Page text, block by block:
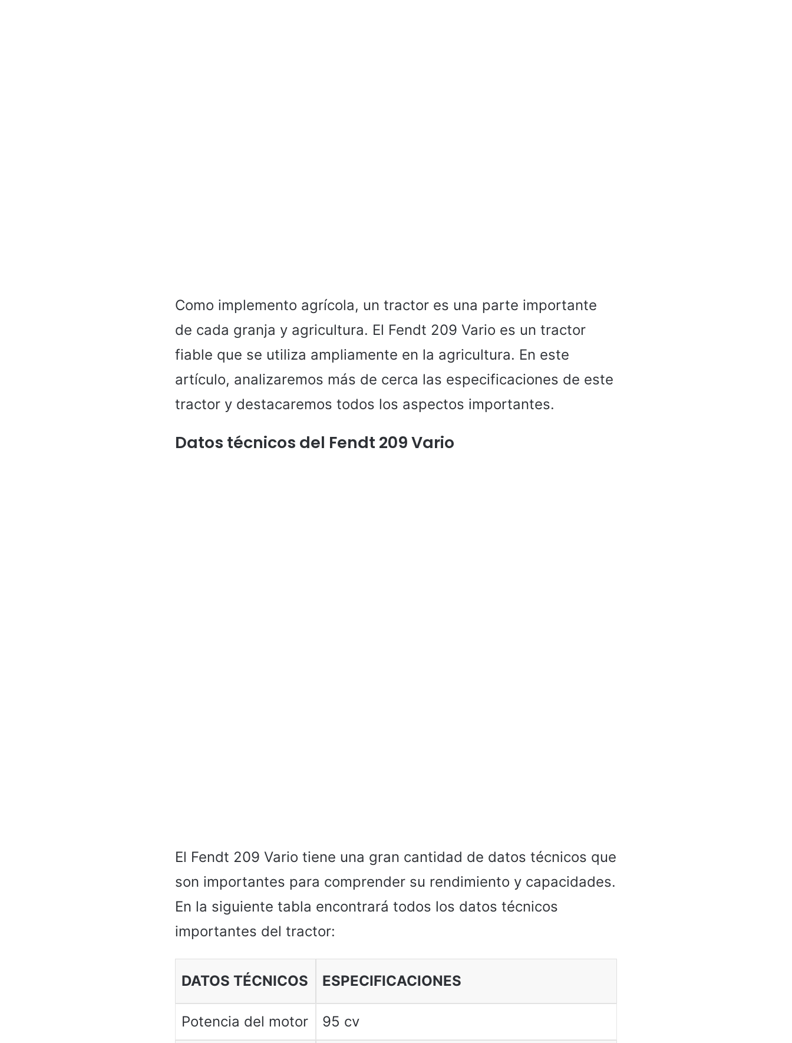
Como implemento agrícola, un tractor es una parte importante
de cada granja y agricultura. El Fendt 209 Vario es un tractor
fiable que se utiliza ampliamente en la agricultura. En este
artículo, analizaremos más de cerca las especificaciones de este
tractor y destacaremos todos los aspectos importantes.
Datos técnicos del Fendt 209 Vario
El Fendt 209 Vario tiene una gran cantidad de datos técnicos que
son importantes para comprender su rendimiento y capacidades.
En la siguiente tabla encontrará todos los datos técnicos
importantes del tractor:
DATOS TÉCNICOS ESPECIFICACIONES
Potencia del motor 95 cv